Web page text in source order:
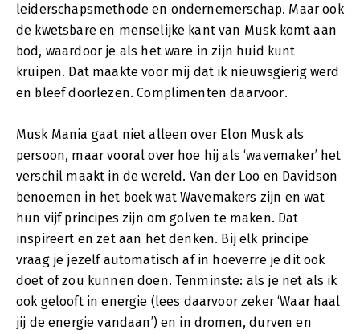
leiderschapsmethode en ondernemerschap. Maar ook
de kwetsbare en menselijke kant van Musk komt aan
bod, waardoor je als het ware in zijn huid kunt
kruipen. Dat maakte voor mij dat ik nieuwsgierig werd
en bleef doorlezen. Complimenten daarvoor.
Musk Mania gaat niet alleen over Elon Musk als
persoon, maar vooral over hoe hij als ‘wavemaker’ het
verschil maakt in de wereld. Van der Loo en Davidson
benoemen in het boek wat Wavemakers zijn en wat
hun vijf principes zijn om golven te maken. Dat
inspireert en zet aan het denken. Bij elk principe
vraag je jezelf automatisch af in hoeverre je dit ook
doet of zou kunnen doen. Tenminste: als je net als ik
ook gelooft in energie (lees daarvoor zeker ‘Waar haal
jij de energie vandaan’) en in dromen, durven en